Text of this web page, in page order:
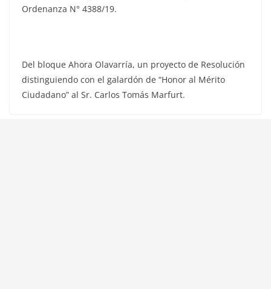
Ordenanza N° 4388/19.
Del bloque Ahora Olavarría, un proyecto de Resolución
distinguiendo con el galardón de “Honor al Mérito
Ciudadano” al Sr. Carlos Tomás Marfurt.